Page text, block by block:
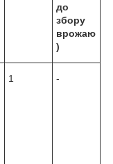
до
збору
врожаю
)
1 -